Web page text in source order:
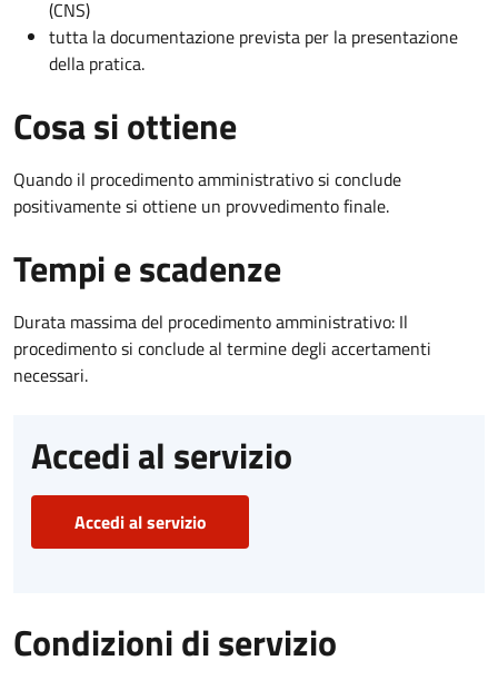
(CNS)
tutta la documentazione prevista per la presentazione
della pratica.
Cosa si ottiene
Quando il procedimento amministrativo si conclude
positivamente si ottiene un provvedimento finale.
Tempi e scadenze
Durata massima del procedimento amministrativo: Il
procedimento si conclude al termine degli accertamenti
necessari.
Accedi al servizio
Accedi al servizio
Condizioni di servizio